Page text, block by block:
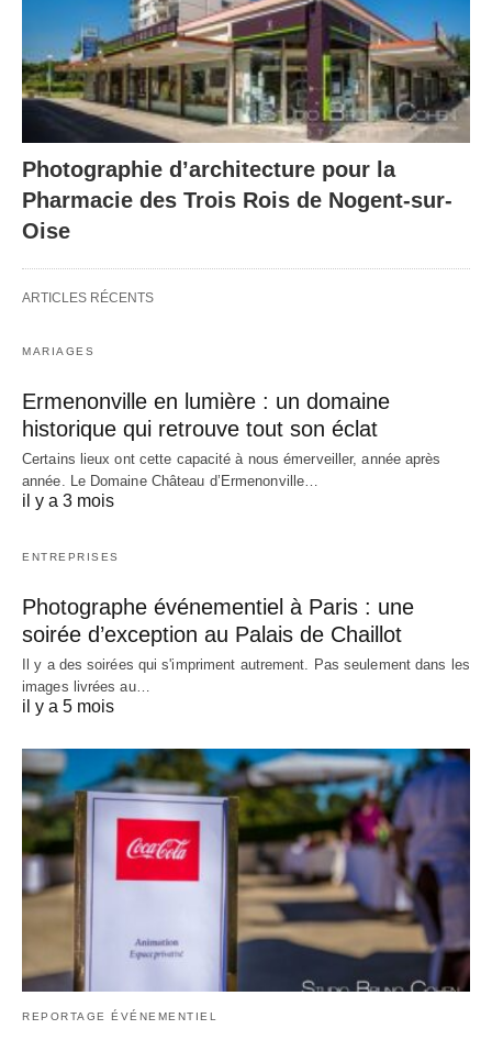
Photographie d’architecture pour la
Pharmacie des Trois Rois de Nogent-sur-
Oise
ARTICLES RÉCENTS
MARIAGES
Ermenonville en lumière : un domaine
historique qui retrouve tout son éclat
Certains lieux ont cette capacité à nous émerveiller, année après
année. Le Domaine Château d’Ermenonville…
il y a 3 mois
ENTREPRISES
Photographe événementiel à Paris : une
soirée d’exception au Palais de Chaillot
Il y a des soirées qui s'impriment autrement. Pas seulement dans les
images livrées au…
il y a 5 mois
REPORTAGE ÉVÉNEMENTIEL